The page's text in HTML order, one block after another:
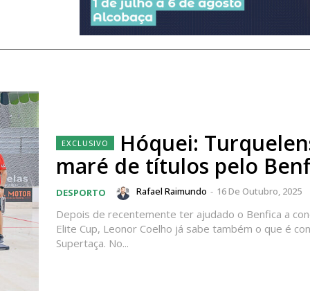
Hóquei:
maré de títulos pelo
DESPORTO Rafael Raimundo - 16 De Outubro, 2025
Depois de recentemente ter ajudado o Benfica a
Elite Cup, Leonor Coelho já sabe também o que é
Supertaça. No...